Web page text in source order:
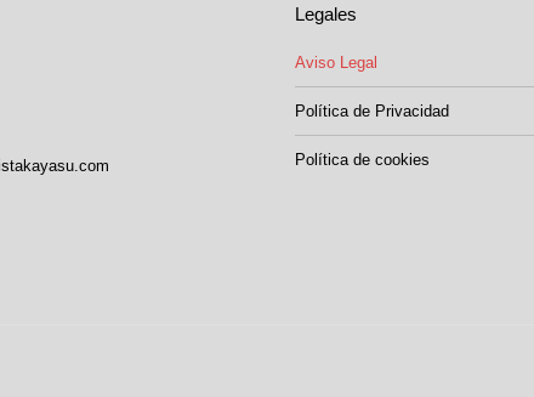
en:
Legales
Aviso Legal
Política de Privacidad
Política de cookies